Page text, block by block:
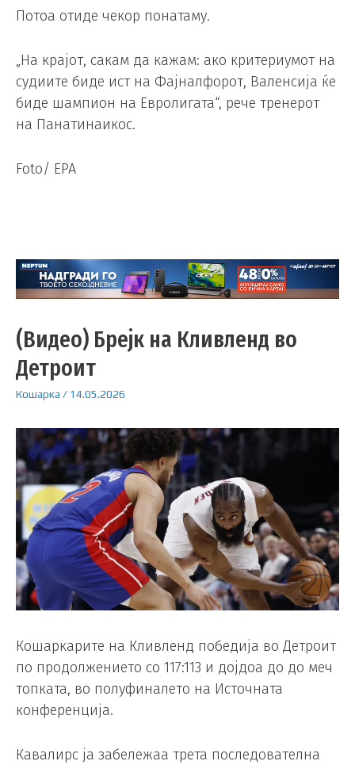
Потоа отиде чекор понатаму.
„На крајот, сакам да кажам: ако критериумот на
судиите биде ист на Фајналфорот, Валенсија ќе
биде шампион на Евролигата“, рече тренерот
на Панатинаикос.
Foto/ EPA
(Видео) Брејк на Кливленд во
Детроит
Кошарка / 14.05.2026
Кошаркарите на Кливленд победија во Детроит
по продолжението со 117:113 и дојдоа до до меч
топката, во полуфиналето на Источната
конференција.
Кавалирс ја забележаа трета последователна